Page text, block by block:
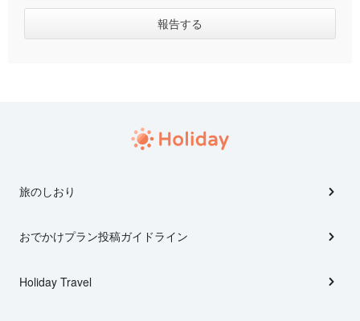
旅のしおり
おでかけプラン投稿ガイドライン
Holiday Travel